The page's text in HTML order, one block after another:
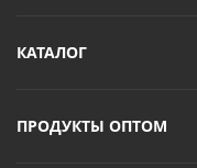
КАТАЛОГ
ПРОДУКТЫ ОПТОМ